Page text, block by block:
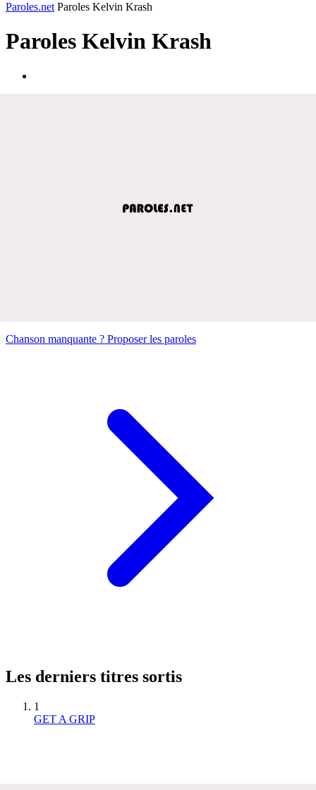
Paroles.net Paroles Kelvin Krash
Paroles Kelvin Krash
Chanson manquante ? Proposer les paroles
Les derniers titres sortis
1
GET A GRIP